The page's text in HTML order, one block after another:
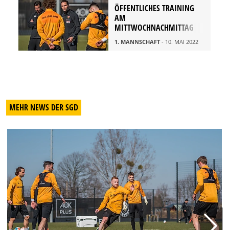
ÖFFENTLICHES TRAINING
AM
MITTWOCHNACHMITTAG
1. MANNSCHAFT- 10. MAI 2022
MEHR NEWS DER SGD